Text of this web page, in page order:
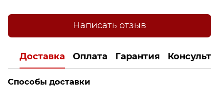
Написать отзыв
Доставка Оплата Гарантия
Способы доставки